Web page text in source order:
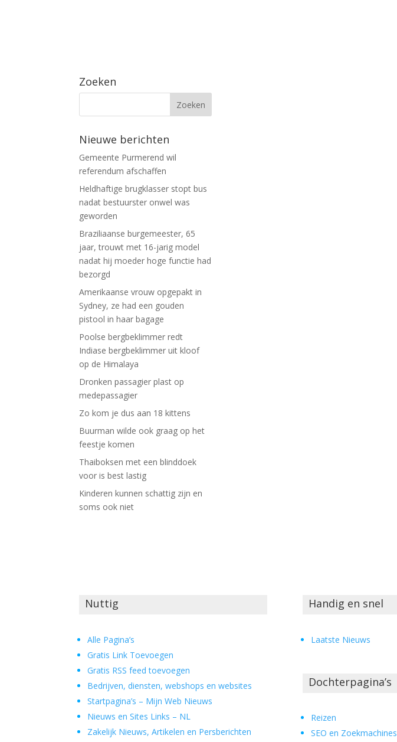
Zoeken
Nieuwe berichten
Gemeente Purmerend wil
referendum afschaffen
Heldhaftige brugklasser stopt bus
nadat bestuurster onwel was
geworden
Braziliaanse burgemeester, 65
jaar, trouwt met 16-jarig model
nadat hij moeder hoge functie had
bezorgd
Amerikaanse vrouw opgepakt in
Sydney, ze had een gouden
pistool in haar bagage
Poolse bergbeklimmer redt
Indiase bergbeklimmer uit kloof
op de Himalaya
Dronken passagier plast op
medepassagier
Zo kom je dus aan 18 kittens
Buurman wilde ook graag op het
feestje komen
Thaiboksen met een blinddoek
voor is best lastig
Kinderen kunnen schattig zijn en
soms ook niet
Nuttig
Alle Pagina’s
Gratis Link Toevoegen
Gratis RSS feed toevoegen
Bedrijven, diensten, webshops en websites
Startpagina’s – Mijn Web Nieuws
Nieuws en Sites Links – NL
Zakelijk Nieuws, Artikelen en Persberichten
Handig en snel
Laatste Nieuws
Dochterpagina’s
Reizen
SEO en Zoekmachines